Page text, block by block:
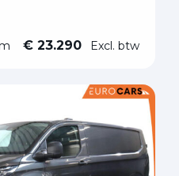
€ 23.290 Excl. btw